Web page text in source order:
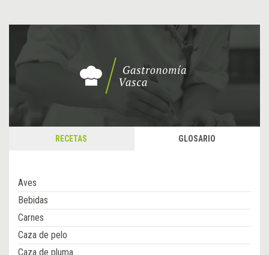
RECETAS GLOSARIO
Aves
Bebidas
Carnes
Caza de pelo
Caza de pluma